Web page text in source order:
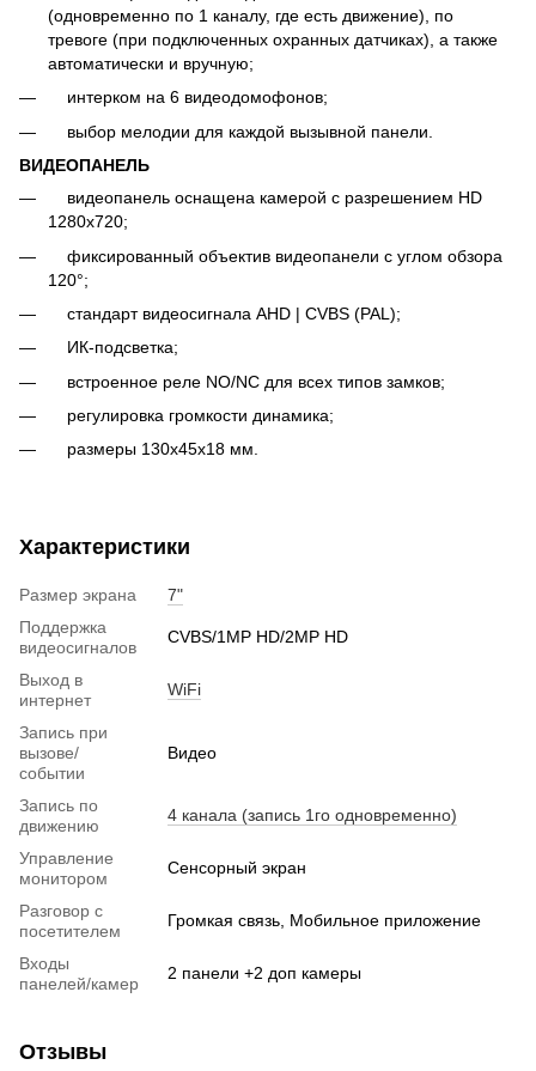
(одновременно по 1 каналу, где есть движение), по
тревоге (при подключенных охранных датчиках), а также
автоматически и вручную;
интерком на 6 видеодомофонов;
выбор мелодии для каждой вызывной панели.
ВИДЕОПАНЕЛЬ
видеопанель оснащена камерой с разрешением HD
1280x720;
фиксированный объектив видеопанели с углом обзора
120°;
стандарт видеосигнала AHD | CVBS (PAL);
ИК-подсветка;
встроенное реле NO/NC для всех типов замков;
регулировка громкости динамика;
размеры 130х45х18 мм.
Характеристики
Размер экрана
7"
Поддержка
видеосигналов
CVBS/1MP HD/2MP HD
Выход в
интернет
WiFi
Запись при
вызове/
событии
Видео
Запись по
движению
4 канала (запись 1го одновременно)
Управление
монитором
Сенсорный экран
Разговор с
посетителем
Громкая связь, Мобильное приложение
Входы
панелей/камер
2 панели +2 доп камеры
Отзывы